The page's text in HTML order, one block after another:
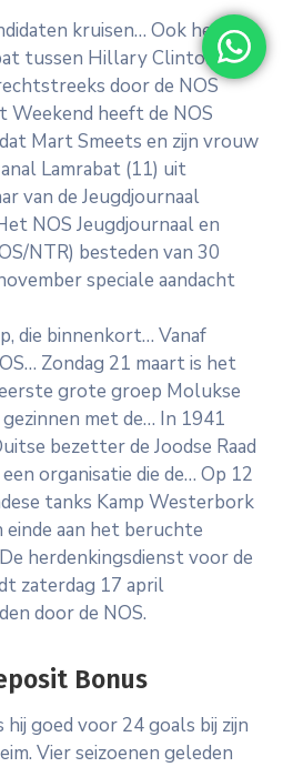
kruisen… Ook het
tussen Hillary Clinton en
door de NOS
Weekend heeft de NOS
Mart Smeets en zijn vrouw
Lamrabat (11) uit
van de Jeugdjournaal
NOS Jeugdjournaal en
NTR) besteden van 30
speciale aandacht
die binnenkort… Vanaf
Zondag 21 maart is het
grote groep Molukse
met de… In 1941
bezetter de Joodse Raad
organisatie die de… Op 12
tanks Kamp Westerbork
einde aan het beruchte
herdenkingsdienst voor de
zaterdag 17 april
door de NOS.
Bonus
goed voor 24 goals bij zijn
Vier seizoenen geleden